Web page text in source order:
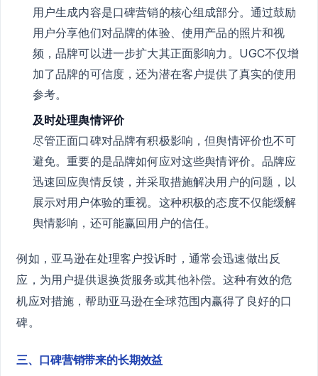
用户生成内容是口碑营销的核心组成部分。通过鼓励
用户分享他们对品牌的体验、使用产品的照片和视
频，品牌可以进一步扩大其正面影响力。UGC不仅增
加了品牌的可信度，还为潜在客户提供了真实的使用
参考。
及时处理舆情评价
尽管正面口碑对品牌有积极影响，但舆情评价也不可
避免。重要的是品牌如何应对这些舆情评价。品牌应
迅速回应舆情反馈，并采取措施解决用户的问题，以
展示对用户体验的重视。这种积极的态度不仅能缓解
舆情影响，还可能赢回用户的信任。
例如，亚马逊在处理客户投诉时，通常会迅速做出反
应，为用户提供退换货服务或其他补偿。这种有效的危
机应对措施，帮助亚马逊在全球范围内赢得了良好的口
碑。
三、口碑营销带来的长期效益